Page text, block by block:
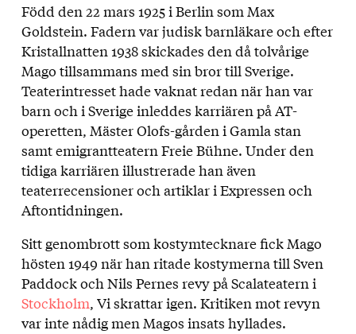
Om
Mago
Född den 22 mars 1925 i Berlin som Max
Goldstein. Fadern var judisk barnläkare och efter
Kristallnatten 1938 skickades den då tolvårige
Mago tillsammans med sin bror till Sverige.
Teaterintresset hade vaknat redan när han var
barn och i Sverige inleddes karriären på AT-
operetten, Mäster Olofs-gården i Gamla stan
samt emigrantteatern Freie Bühne. Under den
tidiga karriären illustrerade han även
teaterrecensioner och artiklar i Expressen och
Aftontidningen.
Sitt genombrott som kostymtecknare fick Mago
hösten 1949 när han ritade kostymerna till Sven
Paddock och Nils Pernes revy på Scalateatern i
Stockholm, Vi skrattar igen. Kritiken mot revyn
var inte nådig men Magos insats hyllades.